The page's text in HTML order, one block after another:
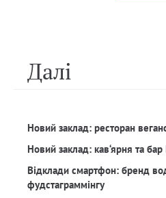
Далi
Новий заклад: ресторан
Новий заклад: кав‘ярня та
Відклади смартфон: бренд
фудстаграммінгу